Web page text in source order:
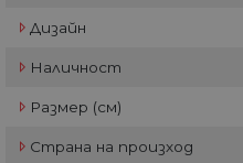
Дизайн
Наличност
Размер (см)
Страна на произход